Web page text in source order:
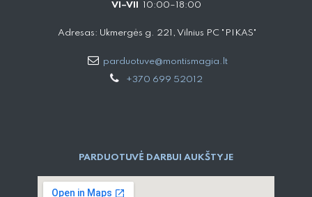
VI–VII 10:00–18:00
Adresas: Ukmergės g. 221, Vilnius PC "PIKAS"
parduotuve@montismagia.lt
+370 699 52012
PARDUOTUVĖ DARBUI AUKŠTYJE